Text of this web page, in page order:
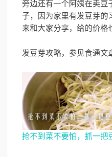
旁边还有一个阿姨在卖豆
子，因为家里有发豆芽的
来和大家分享，给的价格
发豆芽攻略，参见食通文
抢不到菜不要怕，抓一把